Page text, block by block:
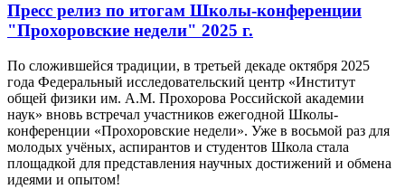
Пресс релиз по итогам Школы-конференции
"Прохоровские недели" 2025 г.
По сложившейся традиции, в третьей декаде октября 2025
года Федеральный исследовательский центр «Институт
общей физики им. А.М. Прохорова Российской академии
наук» вновь встречал участников ежегодной Школы-
конференции «Прохоровские недели». Уже в восьмой раз для
молодых учёных, аспирантов и студентов Школа стала
площадкой для представления научных достижений и обмена
идеями и опытом!